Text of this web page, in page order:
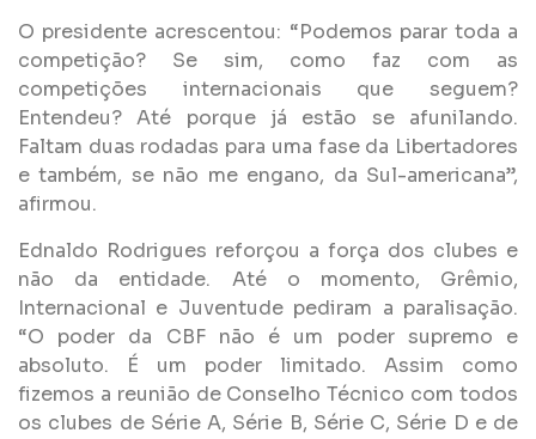
O presidente acrescentou: “Podemos parar toda a
competição? Se sim, como faz com as
competições internacionais que seguem?
Entendeu? Até porque já estão se afunilando.
Faltam duas rodadas para uma fase da Libertadores
e também, se não me engano, da Sul-americana”,
afirmou.
Ednaldo Rodrigues reforçou a força dos clubes e
não da entidade. Até o momento, Grêmio,
Internacional e Juventude pediram a paralisação.
“O poder da CBF não é um poder supremo e
absoluto. É um poder limitado. Assim como
fizemos a reunião de Conselho Técnico com todos
os clubes de Série A, Série B, Série C, Série D e de